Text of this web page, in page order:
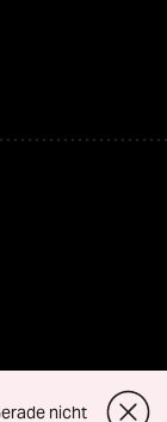
nicht